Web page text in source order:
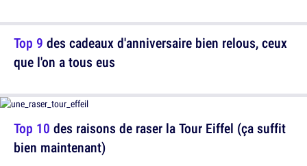
Top 10 des raisons de raser la Tour Eiffel (ça suffit
bien maintenant)
Top 9 des cadeaux d'anniversaire bien relous, ceux
que l'on a tous eus